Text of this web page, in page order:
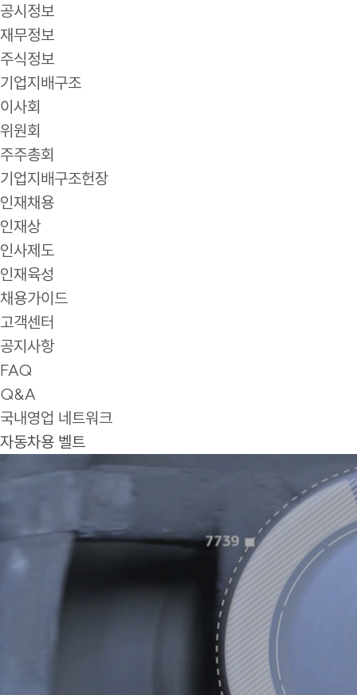
공시정보
재무정보
주식정보
기업지배구조
이사회
위원회
주주총회
기업지배구조헌장
인재채용
인재상
인사제도
인재육성
채용가이드
고객센터
공지사항
FAQ
Q&A
국내영업 네트워크
자동차용 벨트